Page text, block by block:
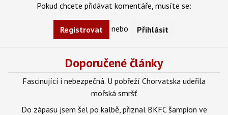
Pokud chcete přidávat komentáře, musíte se:
Registrovat nebo Přihlásit
Doporučené články
Fascinující i nebezpečná. U pobřeží Chorvatska udeřila
mořská smršť
Do zápasu jsem šel po kalbě, přiznal BKFC šampion ve